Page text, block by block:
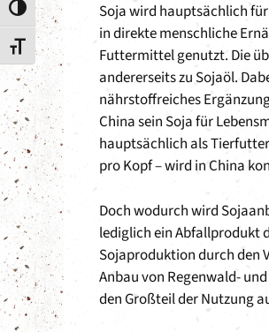
Umschalten auf hohe Kontraste
Schrift vergrößern
Soja wird hauptsächlich
in direkte menschliche
Futtermittel genutzt. Die
andererseits zu Sojaöl.
nährstoffreiches
China sein Soja für
hauptsächlich als
pro Kopf – wird in China
Doch wodurch wird
lediglich ein Abfallprodukt
Sojaproduktion durch den
Anbau von Regenwald-
den Großteil der Nutzung